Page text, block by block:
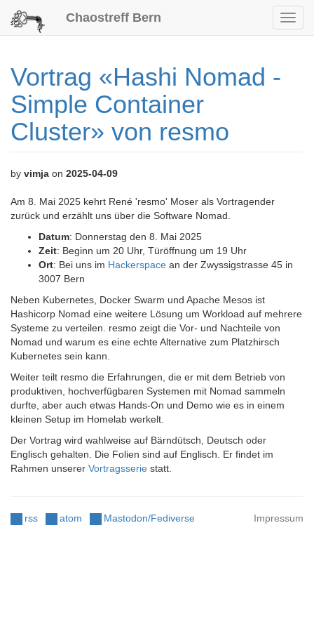
Chaostreff Bern
Vortrag «Hashi Nomad -
Simple Container
Cluster» von resmo
by vimja on 2025-04-09
Am 8. Mai 2025 kehrt René 'resmo' Moser als Vortragender
zurück und erzählt uns über die Software Nomad.
Datum: Donnerstag den 8. Mai 2025
Zeit: Beginn um 20 Uhr, Türöffnung um 19 Uhr
Ort: Bei uns im Hackerspace an der Zwyssigstrasse 45 in
3007 Bern
Neben Kubernetes, Docker Swarm und Apache Mesos ist
Hashicorp Nomad eine weitere Lösung um Workload auf mehrere
Systeme zu verteilen. resmo zeigt die Vor- und Nachteile von
Nomad und warum es eine echte Alternative zum Platzhirsch
Kubernetes sein kann.
Weiter teilt resmo die Erfahrungen, die er mit dem Betrieb von
produktiven, hochverfügbaren Systemen mit Nomad sammeln
durfte, aber auch etwas Hands-On und Demo wie es in einem
kleinen Setup im Homelab werkelt.
Der Vortrag wird wahlweise auf Bärndütsch, Deutsch oder
Englisch gehalten. Die Folien sind auf Englisch. Er findet im
Rahmen unserer Vortragsserie statt.
rss atom Mastodon/Fediverse Impressum